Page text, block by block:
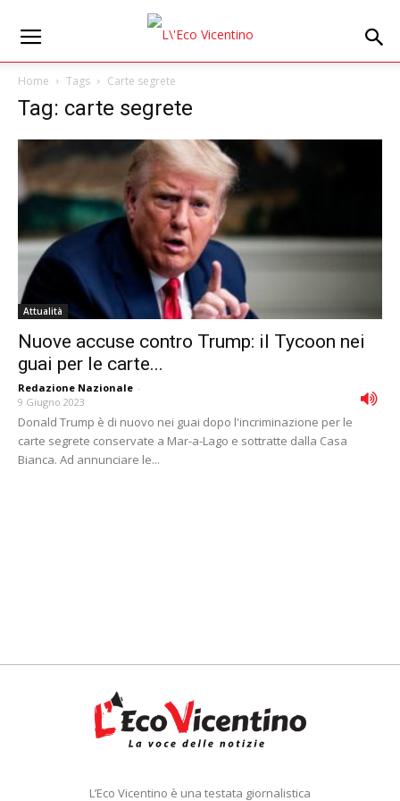
Home Tags Carte segrete
Tag: carte segrete
Attualità
Nuove accuse contro Trump: il Tycoon nei
guai per le carte...
Redazione Nazionale -
9 Giugno 2023
Donald Trump è di nuovo nei guai dopo l'incriminazione per le
carte segrete conservate a Mar-a-Lago e sottratte dalla Casa
Bianca. Ad annunciare le...
L’Eco Vicentino è una testata giornalistica